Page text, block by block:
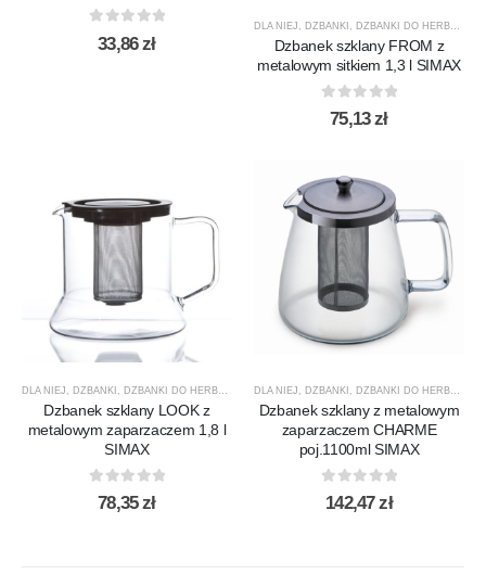
out of 5
33,86zł
DLA NIEJ DZBANKI DZBANKI DO HERBATY
Dzbanek szklany FROM z
metalowym sitkiem 1,3 l SIMAX
out of 5
75,13zł
DLA NIEJ , DZBANKI , DZBANKI DO HERBATY DZBANKI DO KAWY,PREZENTY, PRODUCENCI
Dzbanek szklany LOOK z
metalowym zaparzaczem 1,8 l
SIMAX
out of 5
78,35zł
DLA NIEJ , DZBANKI , DZBANKI DO HERBATY
Dzbanek szklany z metalowym
zaparzaczem CHARME
poj.1100ml SIMAX
0out of 5
142,47zł